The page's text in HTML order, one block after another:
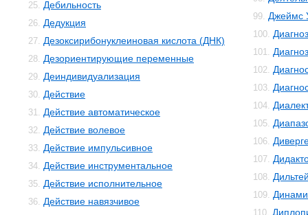
25. Дебильность
26. Дедукция
27. Дезоксирибонуклеиновая кислота (ДНК)
28. Дезориентирующие переменные
29. Деиндивидуализация
30. Действие
31. Действие автоматическое
32. Действие волевое
33. Действие импульсивное
34. Действие инструментальное
35. Действие исполнительное
36. Действие навязчивое
99. Джеймс
100. Диагноз
101.
102.
103.
104.
105.
106.
107.
108.
109.
110.